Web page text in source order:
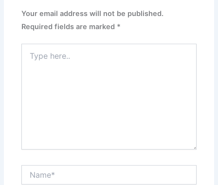
Your email address will not be published.
Required fields are marked *
here..